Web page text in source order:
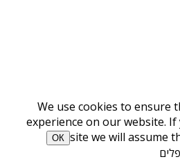
We use cookies to ensure
experience on our website.
site we will assume
ОК